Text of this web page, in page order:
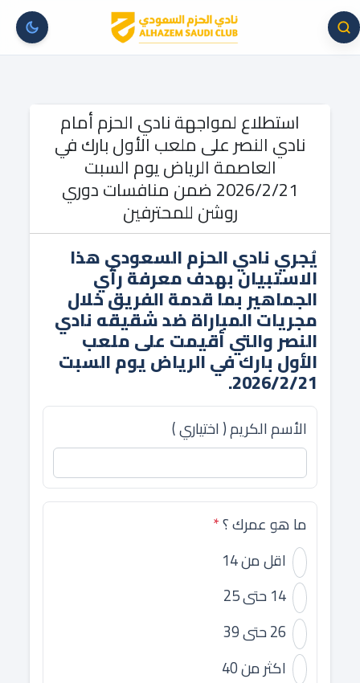
استطلاع لمواجهة نادي الحزم أمام
نادي النصر على ملعب الأول بارك في
العاصمة الرياض يوم السبت
2026/2/21 ضمن منافسات دوري
روشن للمحترفين
يُجري نادي الحزم السعودي هذا
الاستبيان بهدف معرفة رأي
الجماهير بما قدمة الفريق خلال
مجريات المباراة ضد شقيقه نادي
النصر والتي أقيمت على ملعب
الأول بارك في الرياض يوم السبت
2026/2/21.
الأسم الكريم ( اختياري )
ما هو عمرك ؟*
اقل من 14
14 حتى 25
26 حتى 39
اكثر من 40